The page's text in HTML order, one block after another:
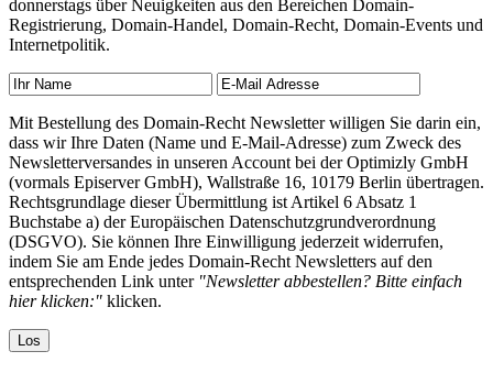
donnerstags über Neuigkeiten aus den Bereichen Domain-
Registrierung, Domain-Handel, Domain-Recht, Domain-Events und
Internetpolitik.
Mit Bestellung des Domain-Recht Newsletter willigen Sie darin ein,
dass wir Ihre Daten (Name und E-Mail-Adresse) zum Zweck des
Newsletterversandes in unseren Account bei der Optimizly GmbH
(vormals Episerver GmbH), Wallstraße 16, 10179 Berlin übertragen.
Rechtsgrundlage dieser Übermittlung ist Artikel 6 Absatz 1
Buchstabe a) der Europäischen Datenschutzgrundverordnung
(DSGVO). Sie können Ihre Einwilligung jederzeit widerrufen,
indem Sie am Ende jedes Domain-Recht Newsletters auf den
entsprechenden Link unter "Newsletter abbestellen? Bitte einfach
hier klicken:" klicken.